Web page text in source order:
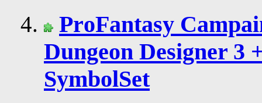
PrоFantаsy
Dungеon Dеsigner 3
SymbоlSet